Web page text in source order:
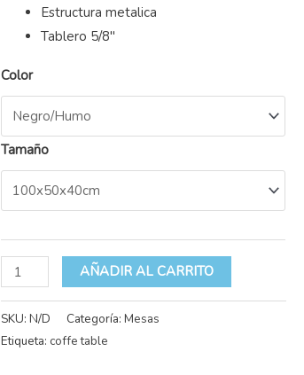
Estructura metalica
Tablero 5/8″
Color
Tamaño
AÑADIR AL CARRITO
SKU: N/D Categoría: Mesas
Etiqueta: coffe table